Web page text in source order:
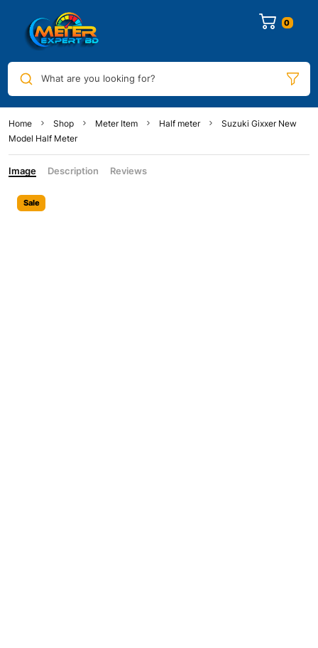
0
What are you looking for?
Home Shop Meter Item Half meter
Suzuki Gixxer New
Model Half Meter
Image Description Reviews
Sale